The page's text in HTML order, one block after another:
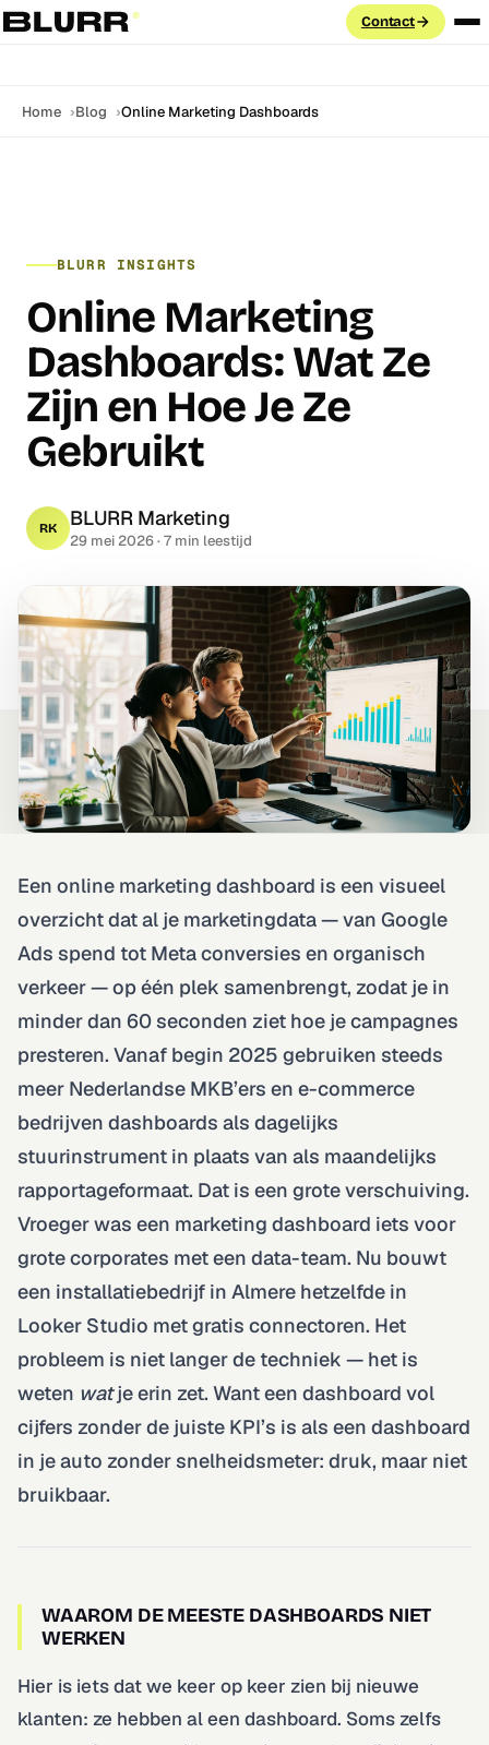
Diensten
Meta Ads
LinkedIn Ads
ABM · Lead Gen Forms · B2B targeting
GROEI & DATA
Marketing Automation
Klaviyo · HubSpot · e-mail flows
Technisch · on-page · autoriteit
Rapportage & Tracking
Design & Branding
Logo · huisstijl · ad-creatives
Blog
Labs
FAQ
Contact
Home Blog Online Marketing Dashboards
BLURR INSIGHTS
Online Marketing
Dashboards: Wat Ze
Zijn en Hoe Je Ze
Gebruikt
RK BLURR Marketing
29 mei 2026· 7 min leestijd
Een online marketing dashboard is een visueel
overzicht dat al je marketingdata — van Google
Ads spend tot Meta conversies en organisch
verkeer — op één plek samenbrengt, zodat je in
minder dan 60 seconden ziet hoe je campagnes
presteren. Vanaf begin 2025 gebruiken steeds
meer Nederlandse MKB’ers en e-commerce
bedrijven dashboards als dagelijks
stuurinstrument in plaats van als maandelijks
rapportageformaat. Dat is een grote verschuiving.
Vroeger was een marketing dashboard iets voor
grote corporates met een data-team. Nu bouwt
een installatiebedrijf in Almere hetzelfde in
Looker Studio met gratis connectoren. Het
probleem is niet langer de techniek — het is
weten watje erin zet. Want een dashboard vol
cijfers zonder de juiste KPI’s is als een dashboard
in je auto zonder snelheidsmeter: druk, maar niet
bruikbaar.
WAAROM DE MEESTE DASHBOARDS NIET
WERKEN
Hier is iets dat we keer op keer zien bij nieuwe
klanten: ze hebben al een dashboard. Soms zelfs